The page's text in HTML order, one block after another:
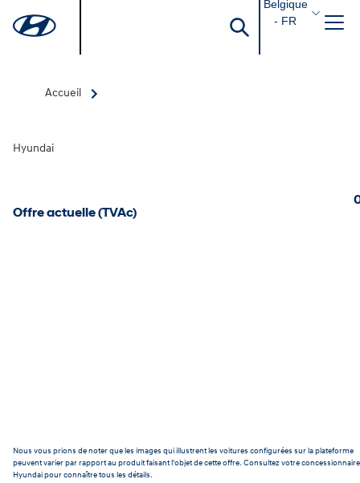
Belgique
- FR
Accueil
Hyundai
Offre actuelle (TVAc)
Nous vous prions de noter que les images qui illustrent les voitures configurées sur la plateforme
peuvent varier par rapport au produit faisant l'objet de cette offre. Consultez votre concessionnaire
Hyundai pour connaître tous les détails.